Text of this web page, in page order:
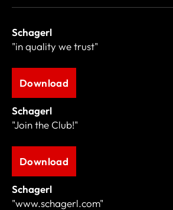
Schagerl
"in quality we trust"
Download
Schagerl
"Join the Club!"
Download
Schagerl
"www.schagerl.com"